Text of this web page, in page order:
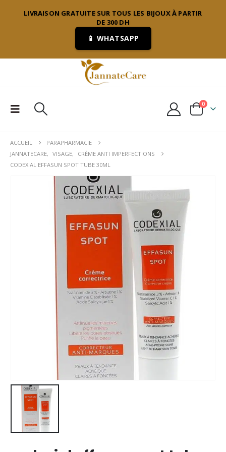
LIVRAISON GRATUITE SUR TOUS LES BIJOUX À PARTIR
DE 300 DH
📱 WHATSAPP
0
ACCUEIL
PARAPHARMACIE
JANNATECARE, VISAGE,
CRÈME ANTI IMPERFECTIONS
CODEXIAL EFFASUN SPOT TUBE 30ML